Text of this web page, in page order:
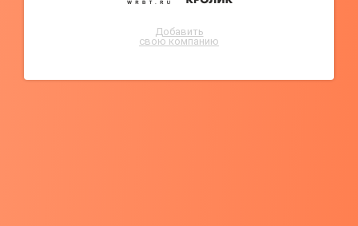
Добавить
свою компанию